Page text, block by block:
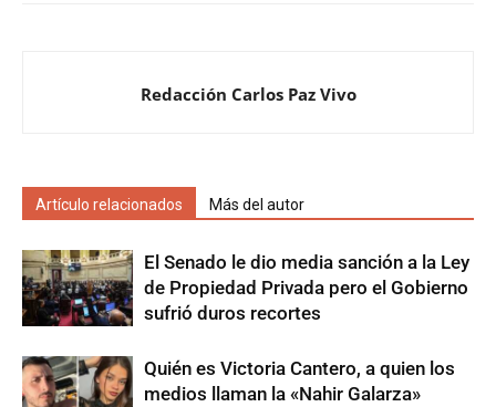
Redacción Carlos Paz Vivo
Artículo relacionados Más del autor
El Senado le dio media sanción a la Ley
de Propiedad Privada pero el Gobierno
sufrió duros recortes
Quién es Victoria Cantero, a quien los
medios llaman la «Nahir Galarza»